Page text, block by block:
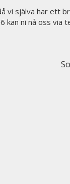
vi själva har ett
kan ni nå oss via